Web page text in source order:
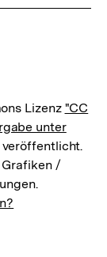
Lizenz "CC
unter
veröffentlicht.
/